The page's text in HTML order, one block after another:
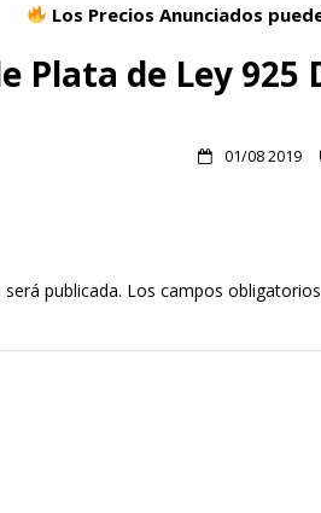
Los Precios Anunciados
Plata de Ley
01/08 2019
publicada. Los campos